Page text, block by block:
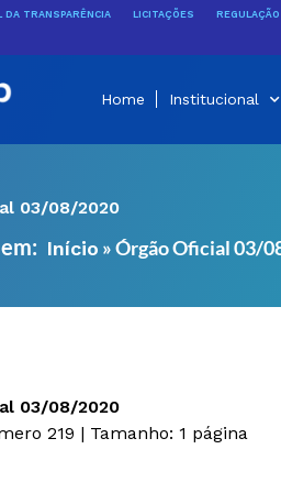
DA TRANSPARÊNCIA LICITAÇÕES
Home Institucional
03/08/2020
Início »Órgão Oficial 03/
03/08/2020
219 | Tamanho: 1 página